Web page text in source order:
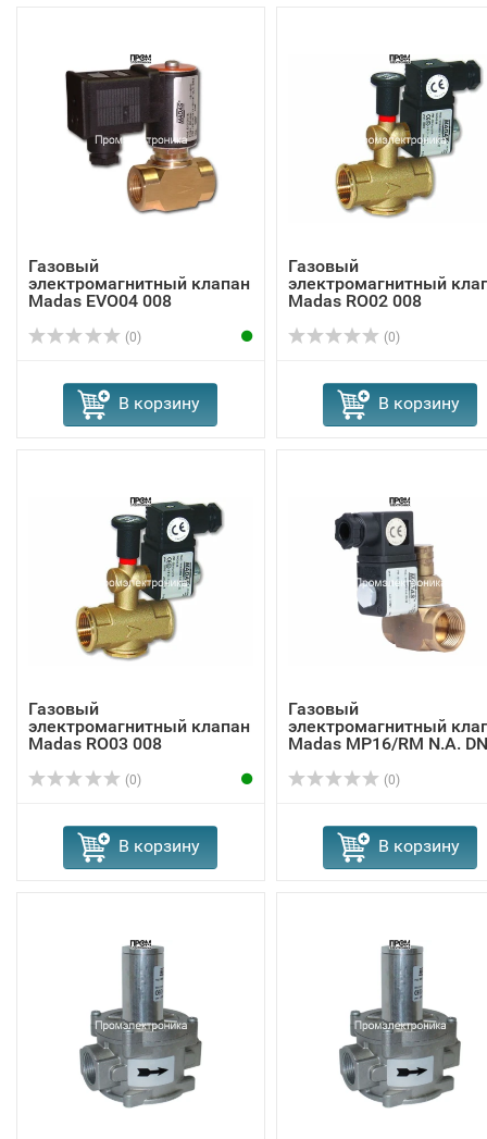
Газовый
электромагнитный клапан
Madas EVО04 008
(0)
В корзину
Газовый
электромагнитный
Madas RO02 008
(0)
В корзину
Газовый
электромагнитный клапан
Madas RO03 008
(0)
В корзину
Газовый
электромагнитный
Madas MP16/RM N.A.
(0)
В корзину